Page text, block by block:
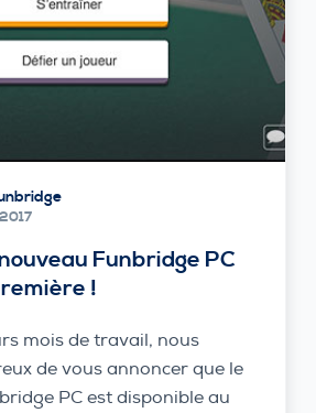
Funbridge PC
!
mois de travail, nous
de vous annoncer que le
PC est disponible au